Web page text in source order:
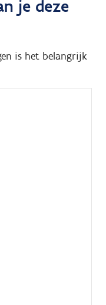
je deze
is het belangrijk